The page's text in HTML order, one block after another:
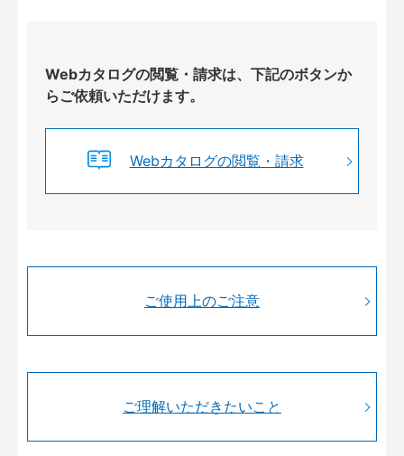
Webカタログの閲覧・請求は、下記のボタンか
らご依頼いただけます。
Webカタログの閲覧・請求
ご使用上のご注意
ご理解いただきたいこと